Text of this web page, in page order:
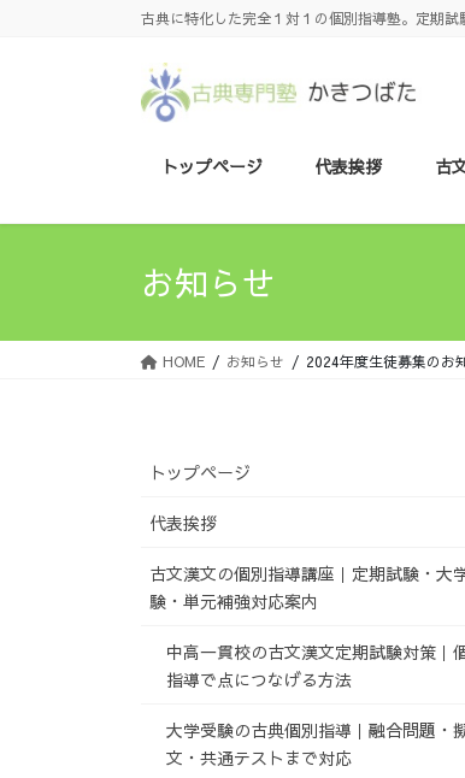
古典に特化した完全１対１の個別指導塾。定期
トップページ 代表挨拶 古
お知らせ
HOME お知らせ 2024年度生徒募集のお
トップページ
代表挨拶
古文漢文の個別指導講座｜定期試験・大
験・単元補強対応案内
中高一貫校の古文漢文定期試験対策｜
指導で点につなげる方法
大学受験の古典個別指導｜融合問題・
文・共通テストまで対応